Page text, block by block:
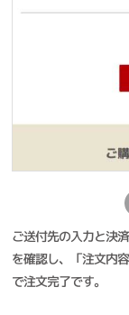
ご送付先の入力と決
を確認し、「注文内
で注文完了です。